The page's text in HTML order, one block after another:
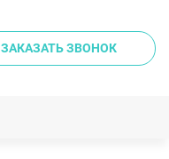
ЗАКАЗАТЬ ЗВОНОК